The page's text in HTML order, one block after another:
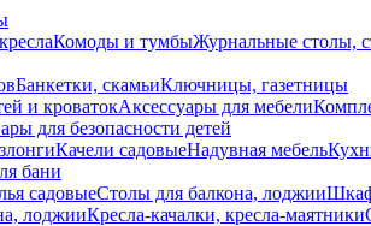
Комоды и тумбыЖурнальные столы,
Банкетки, скамьиКлючницы, газетницы
и кроватокАксессуары для мебели
для безопасности детей
Качели садовыеНадувная мебель
бани
садовыеСтолы для балкона, лоджии
лоджииКресла-качалки, кресла-маятники